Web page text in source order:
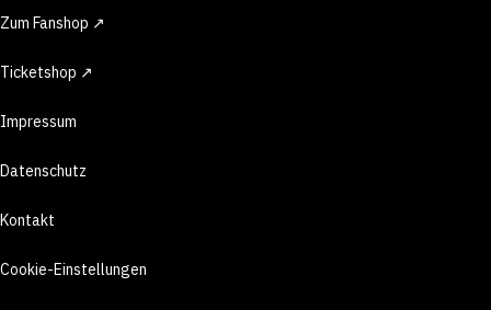
Zum Fanshop ↗
Ticketshop ↗
Impressum
Datenschutz
Kontakt
Cookie-Einstellungen